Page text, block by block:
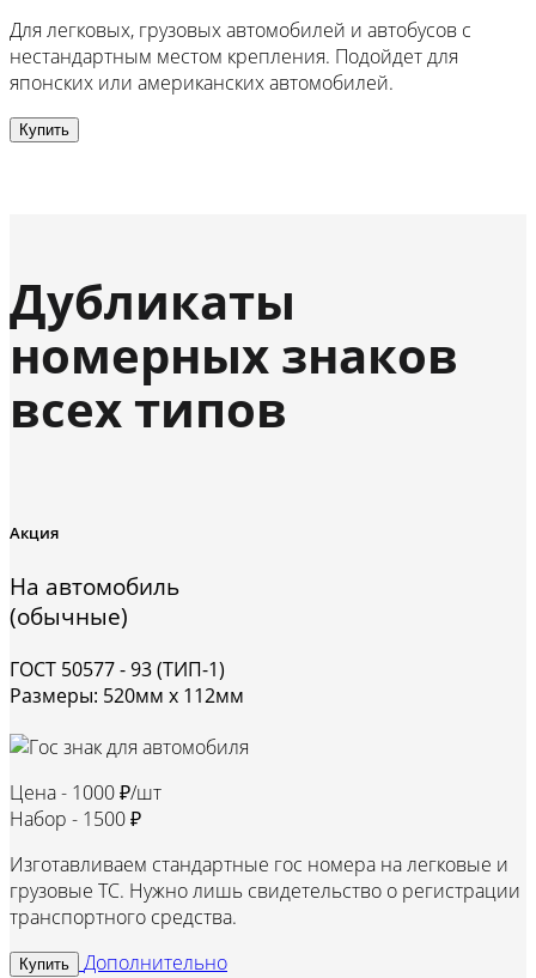
Для легковых, грузовых автомобилей и автобусов с
нестандартным местом крепления. Подойдет для
японских или американских автомобилей.
Купить
Дубликаты
номерных знаков
всех типов
Акция
На автомобиль
(обычные)
ГОСТ 50577 - 93 (ТИП-1)
Размеры: 520мм х 112мм
Цена - 1000 ₽/шт
Набор - 1500 ₽
Изготавливаем стандартные гос номера на легковые и
грузовые ТС. Нужно лишь свидетельство о регистрации
транспортного средства.
Купить Дополнительно